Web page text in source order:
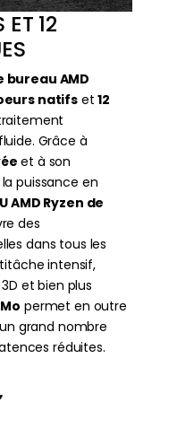
12
bureau AMD
natifset12
Grâce à
et à son
puissance en
AMD Ryzen de
des
dans tous les
intensif,
et bien plus
permet en outre
grand nombre
réduites.